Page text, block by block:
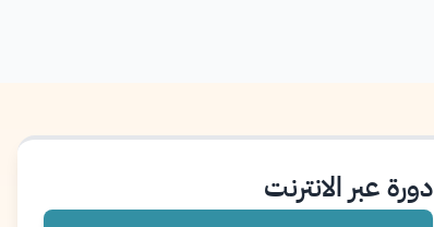
دورة عبر الانترنت